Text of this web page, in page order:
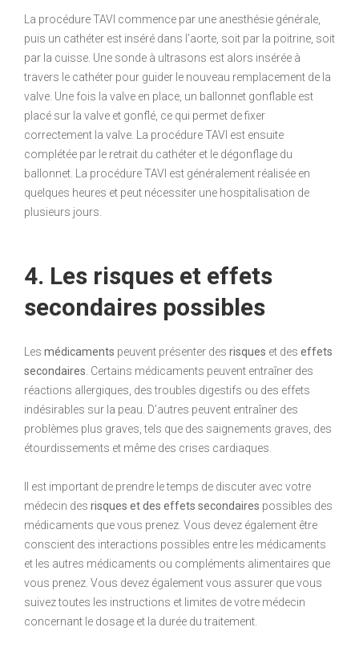
La procédure TAVI commence par une anesthésie générale,
puis un cathéter est inséré dans l’aorte, soit par la poitrine, soit
par la cuisse. Une sonde à ultrasons est alors insérée à
travers le cathéter pour guider le nouveau remplacement de la
valve. Une fois la valve en place, un ballonnet gonflable est
placé sur la valve et gonflé, ce qui permet de fixer
correctement la valve. La procédure TAVI est ensuite
complétée par le retrait du cathéter et le dégonflage du
ballonnet. La procédure TAVI est généralement réalisée en
quelques heures et peut nécessiter une hospitalisation de
plusieurs jours.
4. Les risques et effets
secondaires possibles
Les médicaments peuvent présenter des risques et des effets
secondaires . Certains médicaments peuvent entraîner des
réactions allergiques, des troubles digestifs ou des effets
indésirables sur la peau. D’autres peuvent entraîner des
problèmes plus graves, tels que des saignements graves, des
étourdissements et même des crises cardiaques.
Il est important de prendre le temps de discuter avec votre
médecin des risques et des effets secondaires possibles des
médicaments que vous prenez. Vous devez également être
conscient des interactions possibles entre les médicaments
et les autres médicaments ou compléments alimentaires que
vous prenez. Vous devez également vous assurer que vous
suivez toutes les instructions et limites de votre médecin
concernant le dosage et la durée du traitement.